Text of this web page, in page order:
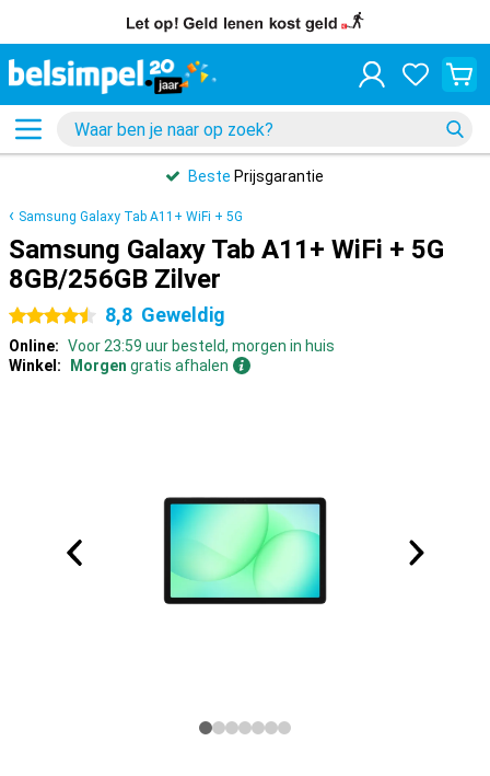
Beste Prijsgarantie
Samsung Galaxy Tab A11+ WiFi + 5G
Samsung Galaxy Tab A11+ WiFi + 5G
8GB/256GB Zilver
4.5 sterren 8,8 Geweldig
Online: Voor 23:59 uur besteld, morgen in huis
Winkel:
Morgen gratis afhalen